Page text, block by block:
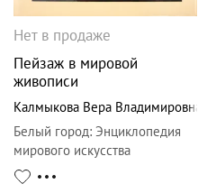
Нет в продаже
Пейзаж в мировой
живописи
Калмыкова Вера Владимировна
Белый город: Энциклопедия
мирового искусства